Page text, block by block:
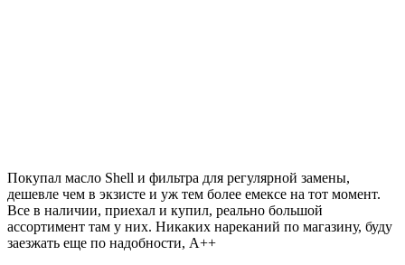
Покупал масло Shell и фильтра для регулярной замены,
дешевле чем в экзисте и уж тем более емексе на тот момент.
Все в наличии, приехал и купил, реально большой
ассортимент там у них. Никаких нареканий по магазину, буду
заезжать еще по надобности, A++